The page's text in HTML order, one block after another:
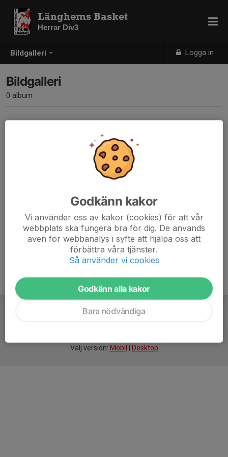
Bildgalleri Logga in
Länghems Basket
Herrar Div3
Bildgalleri
0 album
Inga album skapade
Välj version: Mobil Desktop
Godkänn kakor
Vi använder oss av kakor (cookies) för att vår
webbplats ska fungera bra för dig. De används
även för webbanalys i syfte att hjälpa oss att
förbättra våra tjänster.
Så använder vi cookies
Godkänn alla kakor
Bara nödvändiga